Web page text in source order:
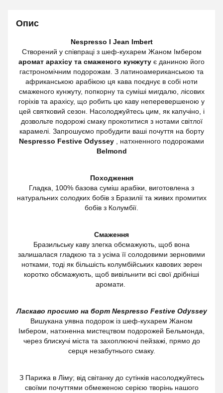
Опис
Nespresso I Jean Imbert
Створений у співпраці з шеф-кухарем Жаном Імбером
аромат арахісу та смаженого кунжуту є даниною його
гастрономічним подорожам. З латиноамериканською та
африканською арабікою ця кава поєднує в собі ноти
смаженого кунжуту, попкорну та суміші мигдалю, лісових
горіхів та арахісу, що робить цю каву неперевершеною у
цей святковий сезон. Насолоджуйтесь цим, як капучіно, і
дозвольте подорожі смаку прокотитися з нотами світлої
карамелі. Запрошуємо пробудити ваші почуття на борту
Nespresso Festive Odyssey , натхненного подорожами
Belmond
Походження
Гладка, 100% базова суміш арабіки, виготовлена ​​з
натуральних солодких бобів з Бразилії та живих промитих
бобів з Колумбії.​
Смаження
Бразильську каву злегка обсмажують, щоб вона
залишалася гладкою та з усіма її солодовими зерновими
нотками, тоді як більшість колумбійських кавових зерен
коротко обсмажують, щоб вивільнити всі свої дрібніші
аромати. ​
Ласкаво просимо на борт Nespresso Festive Odyssey
Вишукана уявна подорож із шеф-кухарем Жаном
Імбером, натхненна мистецтвом подорожей Бельмонда,
через блискучі міста та захоплюючі пейзажі, прямо до
серця незабутнього смаку.
З Парижа в Ліму; від світанку до сутінків насолоджуйтесь
своїми почуттями обмеженою серією творінь нашого